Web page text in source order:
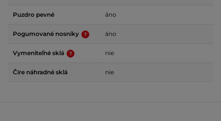
Puzdro pevné áno
Pogumované nosníky áno
Vymeniteľné sklá nie
Číre náhradné sklá nie